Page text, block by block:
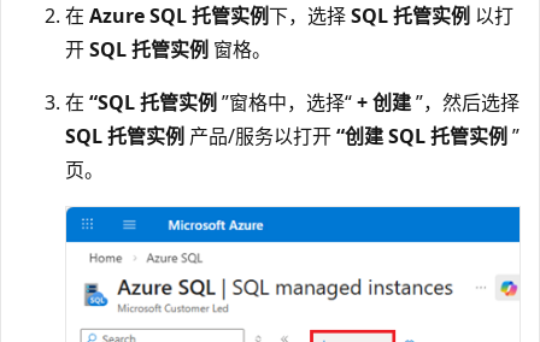
在 Azure SQL 托管实例下，选择SQL 托管实例 以打
开SQL 托管实例 窗格。
在 “SQL 托管实例”窗格中，选择“+ 创建”，然后选择
SQL 托管实例 产品/服务以打开“创建 SQL 托管实例”
页。